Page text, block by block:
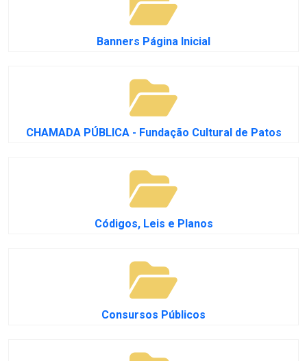
Banners Página Inicial
CHAMADA PÚBLICA - Fundação Cultural de Patos
Códigos, Leis e Planos
Consursos Públicos